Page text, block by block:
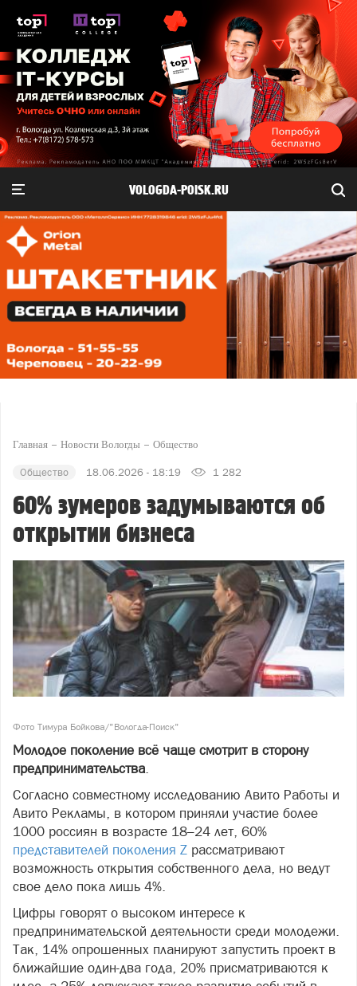
VOLOGDA-POISK.RU
Главная Новости Вологды Общество
Общество 18.06.2026 - 18:19 1 282
60% зумеров задумываются об
открытии бизнеса
Фото Тимура Бойкова/"Вологда-Поиск"
Молодое поколение всё чаще смотрит в сторону
предпринимательства.
Согласно совместному исследованию Авито Работы и
Авито Рекламы, в котором приняли участие более
1000 россиян в возрасте 18–24 лет, 60%
представителей поколения Z рассматривают
возможность открытия собственного дела, но ведут
свое дело пока лишь 4%.
Цифры говорят о высоком интересе к
предпринимательской деятельности среди молодежи.
Так, 14% опрошенных планируют запустить проект в
ближайшие один-два года, 20% присматриваются к